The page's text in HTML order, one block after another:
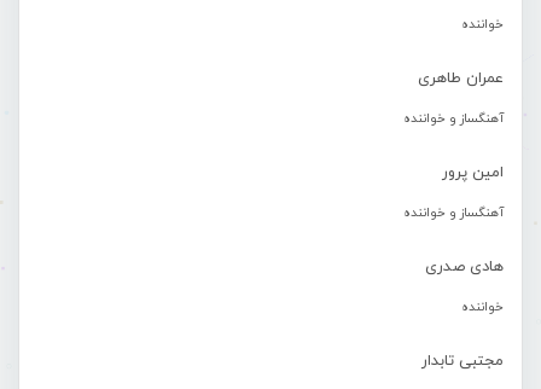
خواننده
عمران طاهری
آهنگساز و خواننده
امین پرور
آهنگساز و خواننده
هادی صدری
خواننده
مجتبی تابدار